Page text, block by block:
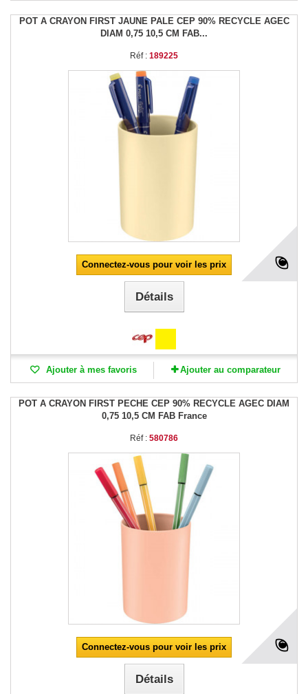
POT A CRAYON FIRST JAUNE PALE CEP 90% RECYCLE AGEC
DIAM 0,75 10,5 CM FAB...
Réf : 189225
Connectez-vous pour voir les prix
Détails
Ajouter à mes favoris Ajouter au comparateur
POT A CRAYON FIRST PECHE CEP 90% RECYCLE AGEC DIAM
0,75 10,5 CM FAB France
Réf : 580786
Connectez-vous pour voir les prix
Détails